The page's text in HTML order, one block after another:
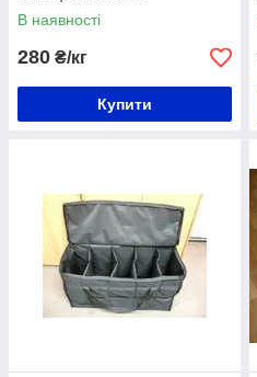
В наявності
280 ₴/кг
Купити